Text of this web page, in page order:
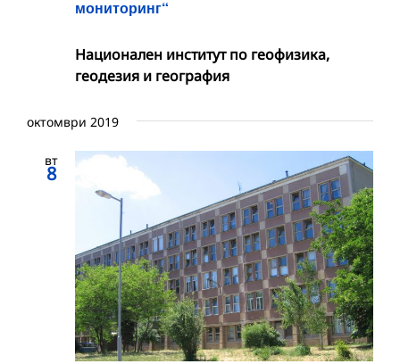
мониторинг“
Национален институт по геофизика,
геодезия и география
октомври 2019
вт
8